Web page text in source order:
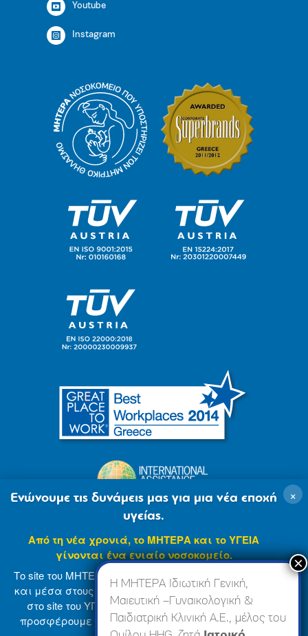
Youtube
Instagram
© 2007-2024 ΜΗΤΕΡΑ Α.Ε Όροι Χρήσης
Η ΜΗΤΕΡΑ Ιδιωτική Γενική,
Μαιευτική –Γυναικολογική &
Παιδιατρική Κλινική Α.Ε., μέλος του
×
Ενώνουμε τις δυνάμεις μας για μια νέα εποχή
υγείας.
Από τη νέα χρονιά, το ΜΗΤΕΡΑ και το ΥΓΕΙΑ
γίνονται ένα ενιαίο νοσοκομείο.
Το site του ΜΗΤΕΡΑ βρίσκεται σε φάση ανανέωσης
και μέσα στους επόμενους μήνες θα ενσωματωθεί
στο site του ΥΓΕΙΑ (www.hygeia.gr), ώστε να σας
προσφέρουμε μια πιο ολοκληρωμένη και ενιαία